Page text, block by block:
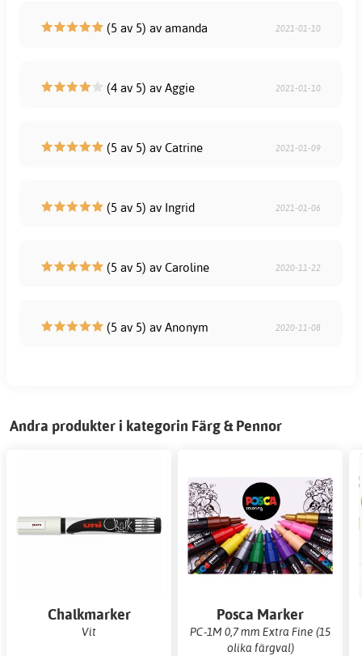
(5 av 5) av amanda 2021-01-10
(4 av 5) av Aggie 2021-01-10
(5 av 5) av Catrine 2021-01-09
(5 av 5) av Ingrid 2021-01-06
(5 av 5) av Caroline 2020-11-22
(5 av 5) av Anonym 2020-11-08
Andra produkter i kategorin Färg & Pennor
Chalkmarker
Vit
Posca Marker
PC-1M 0,7 mm Extra Fine (15
olika färgval)